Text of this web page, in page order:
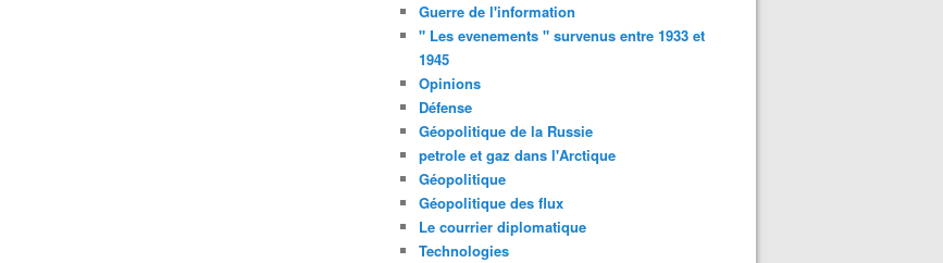
Guerre de l'information
" Les evenements " survenus entre 1933 et
1945
Opinions
Défense
Géopolitique de la Russie
petrole et gaz dans l'Arctique
Géopolitique
Géopolitique des flux
Le courrier diplomatique
Technologies